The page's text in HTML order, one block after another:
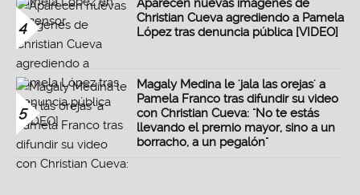
4
Aparecen nuevas imágenes de
Christian Cueva agrediendo a Pamela
López tras denuncia pública [VIDEO]
5
Magaly Medina le 'jala las orejas' a
Pamela Franco tras difundir su video
con Christian Cueva: "No te estás
llevando el premio mayor, sino a un
borracho, a un pegalón"